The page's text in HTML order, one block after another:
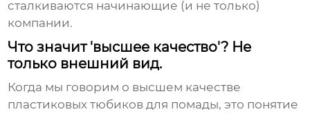
сталкиваются начинающие (и не только)
компании.
Что значит 'высшее качество'? Не
только внешний вид.
Когда мы говорим о высшем качестве
пластиковых тюбиков для помады, это понятие